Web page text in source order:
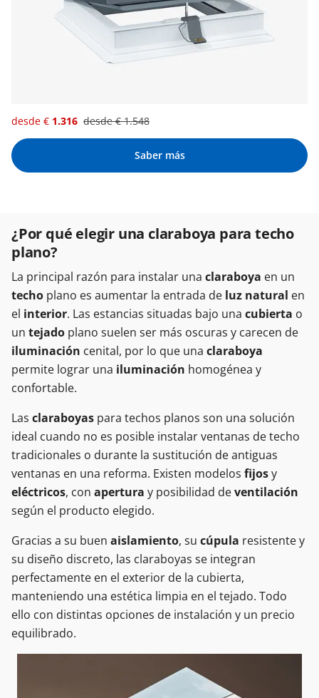
desde € 1.316 desde €1.548
Saber más
¿Por qué elegir una claraboya para techo
plano?
La principal razón para instalar una claraboya en un
techo plano es aumentar la entrada de luz natural en
el interior. Las estancias situadas bajo una cubierta o
un tejado plano suelen ser más oscuras y carecen de
iluminación cenital, por lo que una claraboya
permite lograr una iluminación homogénea y
confortable.
Las claraboyas para techos planos son una solución
ideal cuando no es posible instalar ventanas de techo
tradicionales o durante la sustitución de antiguas
ventanas en una reforma. Existen modelos fijosy
eléctricos, con apertura y posibilidad deventilación
según el producto elegido.
Gracias a su buen aislamiento, su cúpula resistente y
su diseño discreto, las claraboyas se integran
perfectamente en el exterior de la cubierta,
manteniendo una estética limpia en el tejado. Todo
ello con distintas opciones de instalación y un precio
equilibrado.